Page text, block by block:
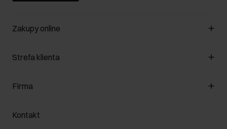
Zakupy online
Zarządzaj cookies
Formy płatności
Jak dokonać zwrotu?
Strefa klienta
Klub Klienta
Zwróć produkty
Firma
O nas
Kontakt